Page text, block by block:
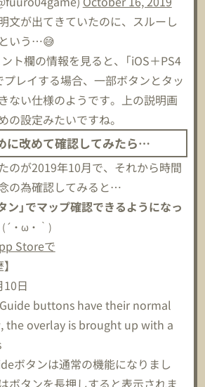
文が出てきていたのに、スルーし
いう…😅
ト欄の情報を見ると、「iOS＋PS4
プレイする場合、一部ボタンとタッ
ない仕様のようです。上の説明画
の設定みたいですね。
に改めて確認してみたら…
のが2019年10月で、それから時間
の為確認してみると…
ン」でマップ確認できるようになっ
・ω・｀)
Storeで
日
buttons have their normal
overlay is brought up with a
ボタンは通常の機能になりまし
ボタンを長押しすると表示されま